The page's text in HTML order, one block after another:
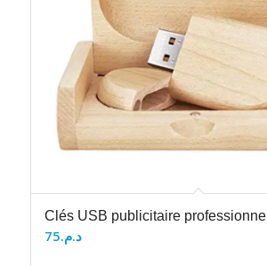
Clés USB publicitaire professionnel
د.م.75